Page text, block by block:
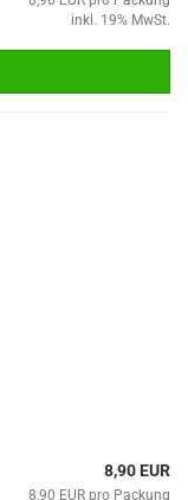
inkl. 19% MwSt.
8,90 EUR
8,90 EUR pro Packung